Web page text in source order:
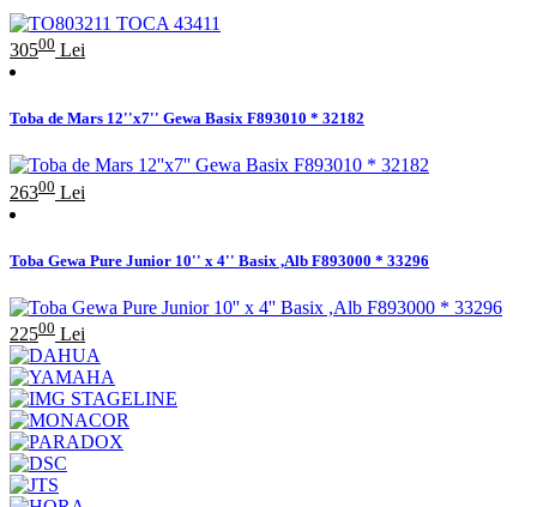
30500 Lei
Toba de Mars 12''x7'' Gewa Basix F893010 * 32182
26300 Lei
Toba Gewa Pure Junior 10'' x 4'' Basix ,Alb F893000 * 33296
22500 Lei